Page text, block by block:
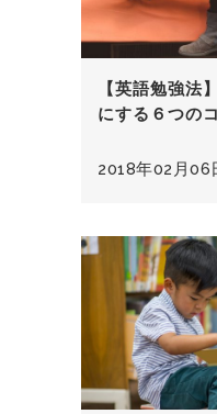
【英語勉強法
にする６つの
2018年02月06